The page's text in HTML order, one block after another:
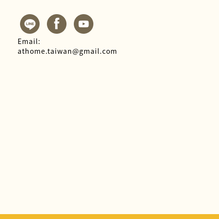
Email:
athome.taiwan@gmail.com